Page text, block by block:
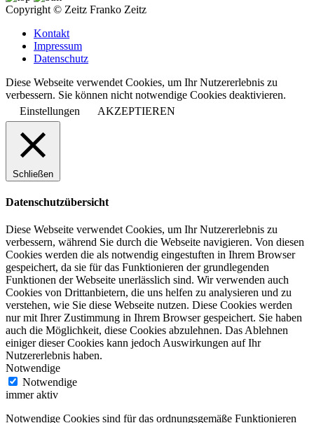
Copyright © Zeitz Franko Zeitz
Kontakt
Impressum
Datenschutz
Diese Webseite verwendet Cookies, um Ihr Nutzererlebnis zu
verbessern. Sie können nicht notwendige Cookies deaktivieren.
Einstellungen
AKZEPTIEREN
Schließen
Datenschutzübersicht
Diese Webseite verwendet Cookies, um Ihr Nutzererlebnis zu
verbessern, während Sie durch die Webseite navigieren. Von diesen
Cookies werden die als notwendig eingestuften in Ihrem Browser
gespeichert, da sie für das Funktionieren der grundlegenden
Funktionen der Webseite unerlässlich sind. Wir verwenden auch
Cookies von Drittanbietern, die uns helfen zu analysieren und zu
verstehen, wie Sie diese Webseite nutzen. Diese Cookies werden
nur mit Ihrer Zustimmung in Ihrem Browser gespeichert. Sie haben
auch die Möglichkeit, diese Cookies abzulehnen. Das Ablehnen
einiger dieser Cookies kann jedoch Auswirkungen auf Ihr
Nutzererlebnis haben.
Notwendige
Notwendige
immer aktiv
Notwendige Cookies sind für das ordnungsgemäße Funktionieren